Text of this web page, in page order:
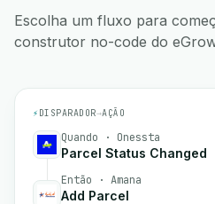
Escolha um fluxo para
construtor no-code do
⚡ DISPARADOR→AÇÃO
Quando · Onessta
Parcel Status Changed
Então · Amana
Add Parcel